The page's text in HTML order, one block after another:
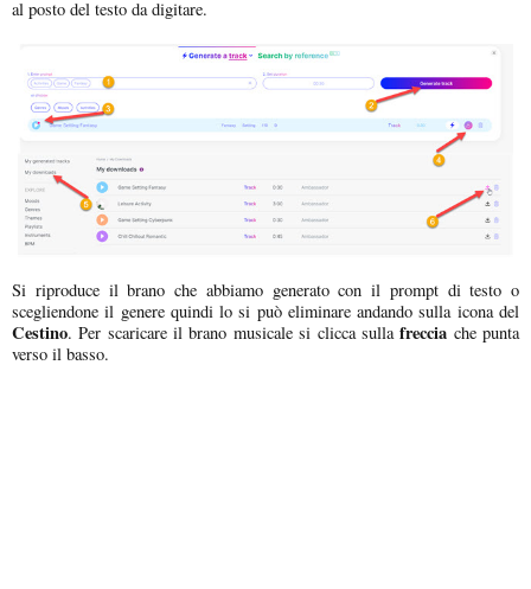
al posto del testo da digitare.
Si riproduce il brano che abbiamo generato con il prompt di testo o
scegliendone il genere quindi lo si può eliminare andando sulla icona del
Cestino. Per scaricare il brano musicale si clicca sullafreccia che punta
verso il basso.